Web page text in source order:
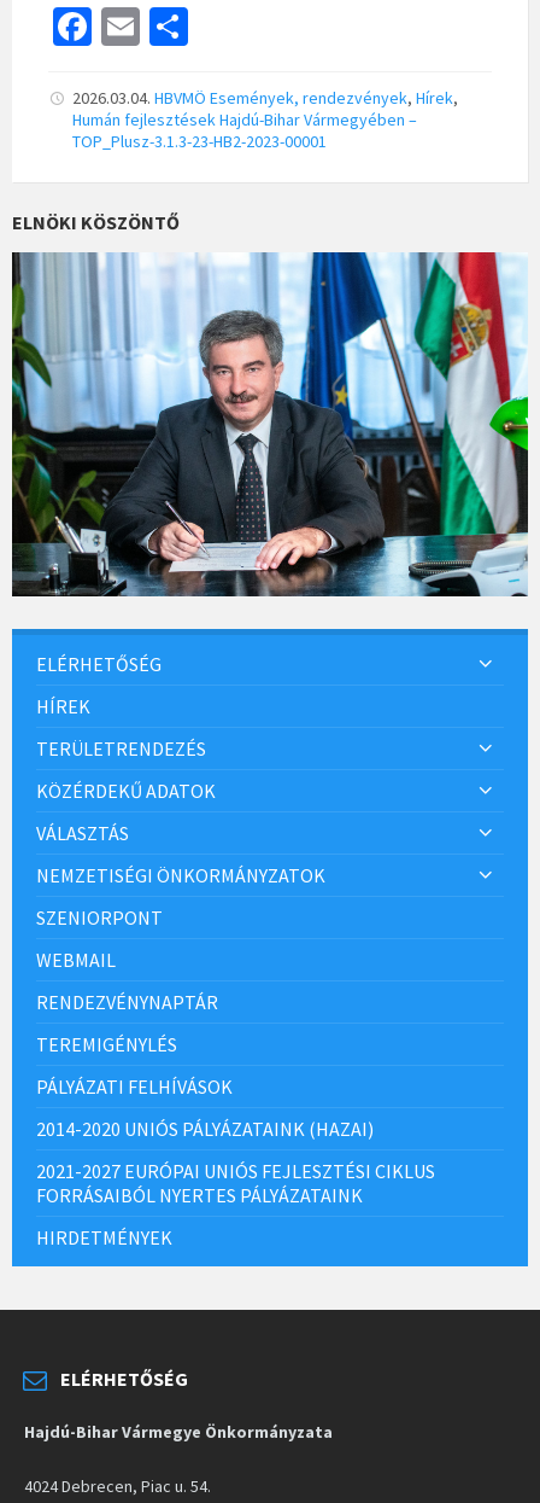
Fa
b
o
o
k
E
ai
l
ar
e
2026.03.04. HBVMÖ Események, rendezvények, Hírek,
Humán fejlesztések Hajdú-Bihar Vármegyében –
TOP_Plusz-3.1.3-23-HB2-2023-00001
ELNÖKI KÖSZÖNTŐ
ELÉRHETŐSÉG
HÍREK
TERÜLETRENDEZÉS
KÖZÉRDEKŰ ADATOK
VÁLASZTÁS
NEMZETISÉGI ÖNKORMÁNYZATOK
SZENIORPONT
WEBMAIL
RENDEZVÉNYNAPTÁR
TEREMIGÉNYLÉS
PÁLYÁZATI FELHÍVÁSOK
2014-2020 UNIÓS PÁLYÁZATAINK (HAZAI)
2021-2027 EURÓPAI UNIÓS FEJLESZTÉSI CIKLUS
FORRÁSAIBÓL NYERTES PÁLYÁZATAINK
HIRDETMÉNYEK
ELÉRHETŐSÉG
Hajdú-Bihar Vármegye Önkormányzata
4024 Debrecen, Piac u. 54.